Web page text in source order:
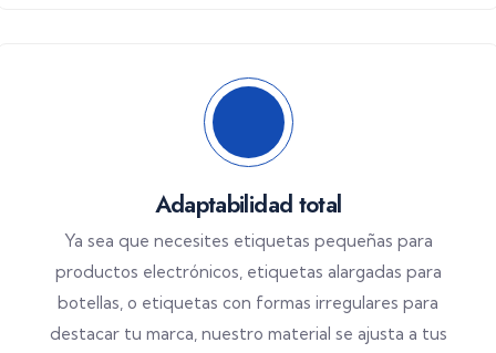
Adaptabilidad total
Ya sea que necesites etiquetas pequeñas para
productos electrónicos, etiquetas alargadas para
botellas, o etiquetas con formas irregulares para
destacar tu marca, nuestro material se ajusta a tus